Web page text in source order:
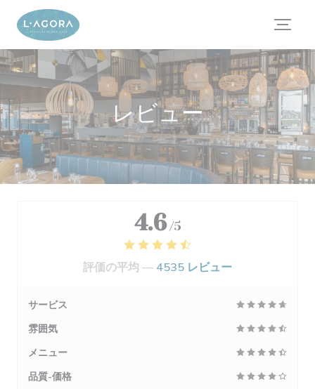
クッキー利用の管理について
レビュー
4.6 /5
評価の平均 — 4535 レビュー
サービス
雰囲気
メニュー
品質-価格